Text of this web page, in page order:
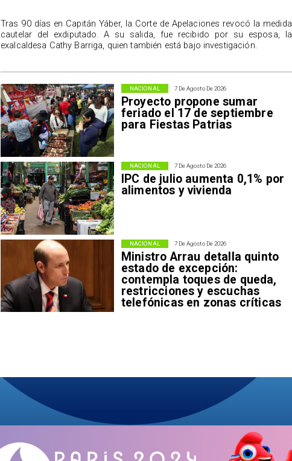
7 De Agosto De 2026
Proyecto propone sumar
feriado el 17 de septiembre
para Fiestas Patrias
NACIONAL
7 De Agosto De 2026
IPC de julio aumenta 0,1% por
alimentos y vivienda
NACIONAL
7 De Agosto De 2026
Ministro Arrau detalla quinto
estado de excepción:
contempla toques de queda,
restricciones y escuchas
telefónicas en zonas críticas
NACIONAL
Tras 90 días en Capitán Yáber, la Corte de Apelaciones revocó la medida
cautelar del exdiputado. A su salida, fue recibido por su esposa, la
exalcaldesa Cathy Barriga, quien también está bajo investigación.